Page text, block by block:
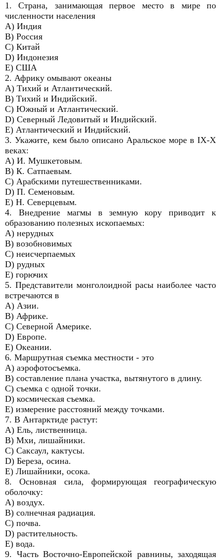
1. Страна, занимающая первое место в мире по
численности населения
A) Индия
B) Россия
C) Китай
D) Индонезия
E) CША
2. Африку омывают океаны
A) Тихий и Атлантический.
B) Тихий и Индийский.
C) Южный и Атлантический.
D) Северный Ледовитый и Индийский.
E) Атлантический и Индийский.
3. Укажите, кем было описано Аральское море в IX-X
веках:
A) И. Мушкетовым.
B) К. Сатпаевым.
C) Арабскими путешественниками.
D) П. Семеновым.
E) Н. Северцевым.
4. Внедрение магмы в земную кору приводит к
образованию полезных ископаемых:
A) нерудных
B) возобновимых
C) неисчерпаемых
D) рудных
E) горючих
5. Представители монголоидной расы наиболее часто
встречаются в
A) Азии.
B) Африке.
C) Северной Америке.
D) Европе.
E) Океании.
6. Маршрутная съемка местности - это
A) аэрофотосъемка.
B) составление плана участка, вытянутого в длину.
C) съемка с одной точки.
D) космическая съемка.
E) измерение расстояний между точками.
7. В Антарктиде растут:
A) Ель, лиственница.
B) Мхи, лишайники.
C) Саксаул, кактусы.
D) Береза, осина.
E) Лишайники, осока.
8. Основная сила, формирующая географическую
оболочку:
A) воздух.
B) солнечная радиация.
C) почва.
D) растительность.
E) вода.
9. Часть Восточно-Европейской равнины, заходящая